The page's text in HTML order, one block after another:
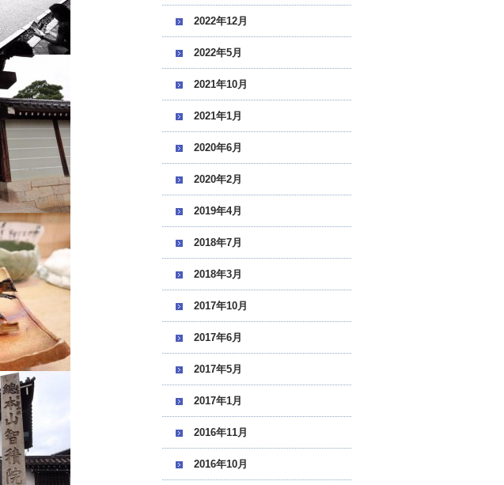
2022年12月
2022年5月
2021年10月
2021年1月
2020年6月
2020年2月
2019年4月
2018年7月
2018年3月
2017年10月
2017年6月
2017年5月
2017年1月
2016年11月
2016年10月